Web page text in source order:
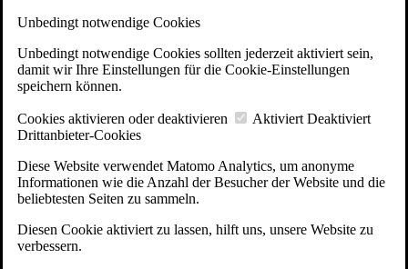
Unbedingt notwendige Cookies
Unbedingt notwendige Cookies sollten jederzeit aktiviert sein,
damit wir Ihre Einstellungen für die Cookie-Einstellungen
speichern können.
Cookies aktivieren oder deaktivieren Aktiviert Deaktiviert
Drittanbieter-Cookies
Diese Website verwendet Matomo Analytics, um anonyme
Informationen wie die Anzahl der Besucher der Website und die
beliebtesten Seiten zu sammeln.
Diesen Cookie aktiviert zu lassen, hilft uns, unsere Website zu
verbessern.